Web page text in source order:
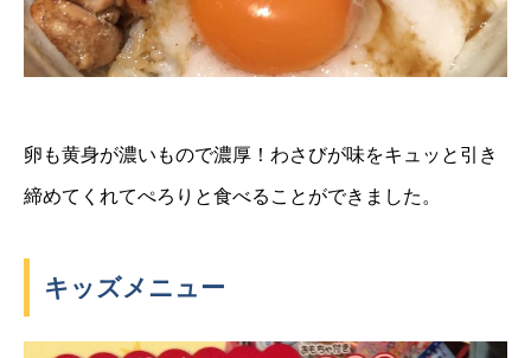
卵も黄身が濃いもので濃厚！わさびが味をキュッと引き
締めてくれてぺろりと食べることができました。
キッズメニュー